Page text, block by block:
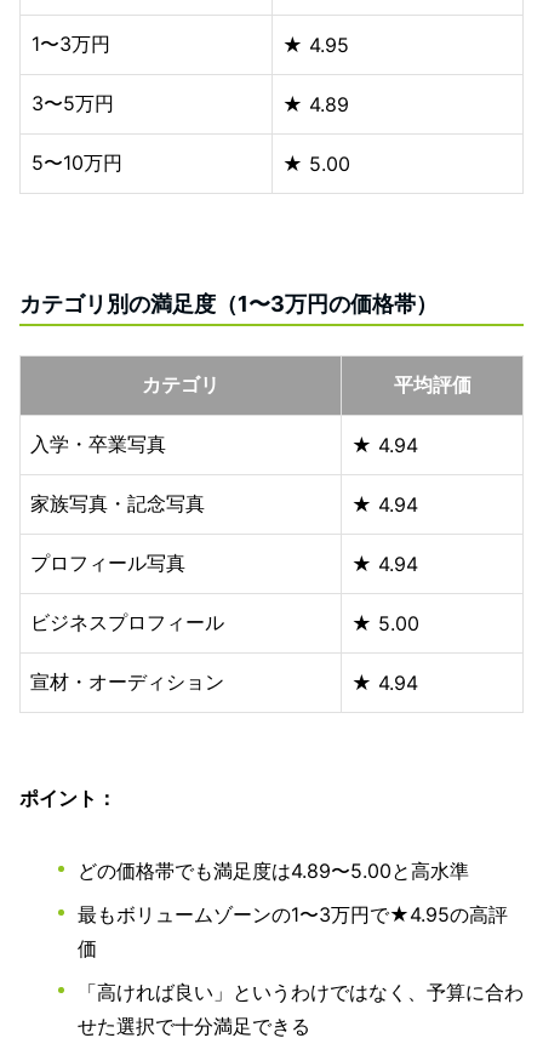
1〜3万円 ★ 4.95
3〜5万円 ★ 4.89
5〜10万円 ★ 5.00
カテゴリ別の満足度（1〜3万円の価格帯）
カテゴリ 平均評価
入学・卒業写真 ★ 4.94
家族写真・記念写真 ★ 4.94
プロフィール写真 ★ 4.94
ビジネスプロフィール ★ 5.00
宣材・オーディション ★ 4.94
ポイント：
どの価格帯でも満足度は4.89〜5.00と高水準
最もボリュームゾーンの1〜3万円で★4.95の高評
価
「高ければ良い」というわけではなく、予算に合わ
せた選択で十分満足できる